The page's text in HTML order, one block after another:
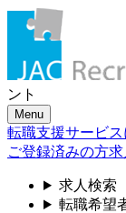
ント
Menu
転職支援サービ
ご登録済みの方求
求人検索
転職希望